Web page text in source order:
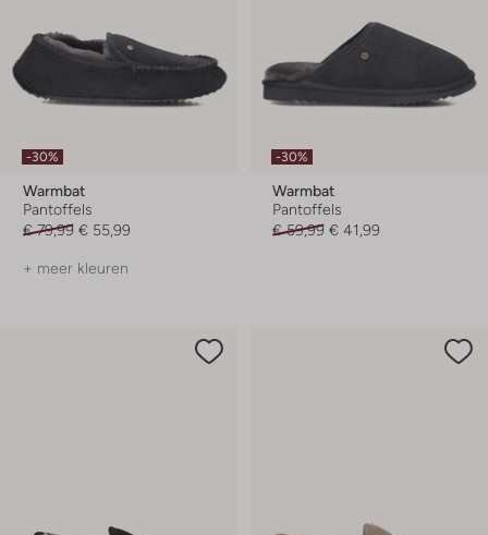
-30%
Warmbat
Pantoffels
€ 79,99 € 55,99
+ meer kleuren
-30%
Warmbat
Pantoffels
€ 59,99 € 41,99